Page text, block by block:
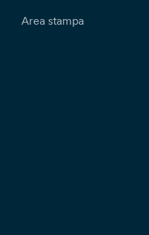
Area stampa